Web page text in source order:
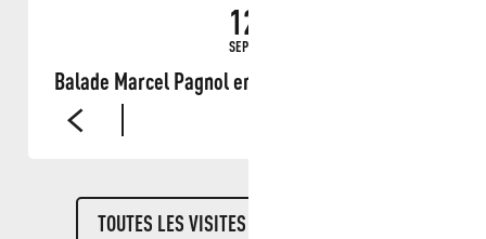
12
SEPT.
Balade Marcel Pagnol entre nature et mémoire
TOUTES LES VISITES MARCEL PAGNOL